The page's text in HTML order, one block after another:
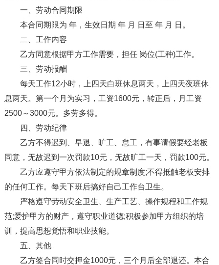
一、劳动合同期限
本合同期限为 年，生效日期 年 月 日至 年 月 日。
二、工作内容
乙方同意根据甲方工作需要，担任 岗位(工种)工作。
三、劳动报酬
每天工作12小时，上四天白班休息两天，上四天夜班休
息两天。第一个月为实习，工资1600元，转正后，月工资
2500～3000元。多劳多得。
四、劳动纪律
乙方不得迟到、早退、旷工、怠工，有事请假要经老板
同意，无故迟到一次罚款10元，无故旷工一天，罚款100元。
乙方应遵守甲方依法制定的规章制度;不得抵触老板安排
的任何工作。每天下班后搞好自己工作台卫生。
严格遵守劳动安全卫生、生产工艺、操作规程和工作规
范;爱护甲方的财产，遵守职业道德;积极参加甲方组织的培
训，提高思想觉悟和职业技能。
五、其他
乙方签合同时交押金1000元，三个月后全部退还。本合